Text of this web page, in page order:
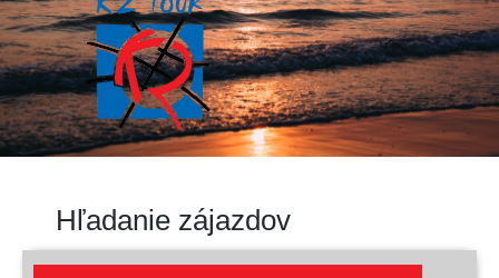
Hľadanie zájazdov